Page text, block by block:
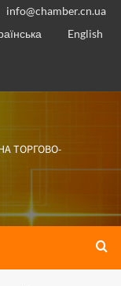
info@chamber.cn.ua
English
ТОРГОВО-